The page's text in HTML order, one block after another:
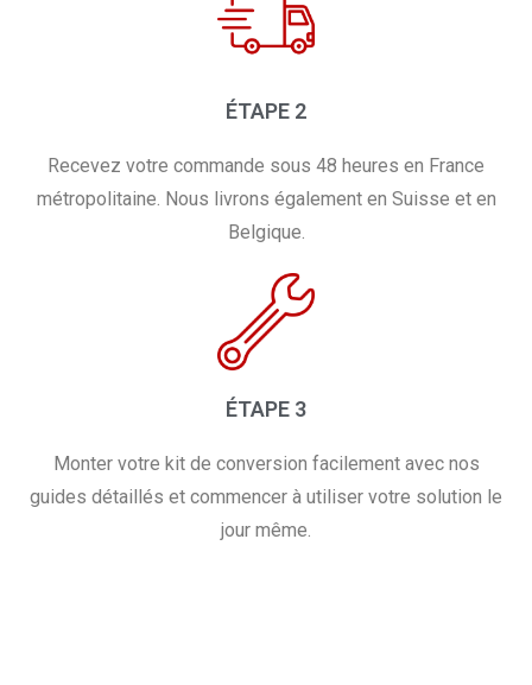
ÉTAPE 2
Recevez votre commande sous 48 heures en France
métropolitaine. Nous livrons également en Suisse et en
Belgique.
ÉTAPE 3
Monter votre kit de conversion facilement avec nos
guides détaillés et commencer à utiliser votre solution le
jour même.